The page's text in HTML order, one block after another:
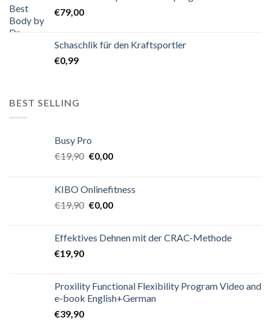
€79,00
Schaschlik für den Kraftsportler
€0,99
BEST SELLING
Busy Pro
€19,90 €0,00
KIBO Onlinefitness
€19,90 €0,00
Effektives Dehnen mit der CRAC-Methode
€19,90
Proxility Functional Flexibility Program Video and
e-book English+German
€39,90